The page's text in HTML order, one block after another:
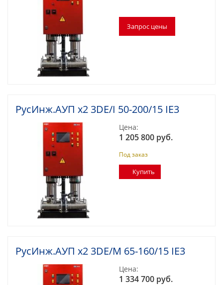
РусИнж.АУП х2 3DE/I 50-200/15 IE3
Цена:
1 205 800 руб.
Под заказ
Купить
РусИнж.АУП х2 3DE/M 65-160/15 IE3
Цена:
1 334 700 руб.